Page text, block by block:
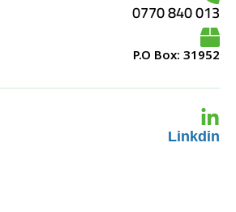
013 840 0770
P.O Box: 31952
Linkdin